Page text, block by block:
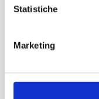
Statistiche
Marketing